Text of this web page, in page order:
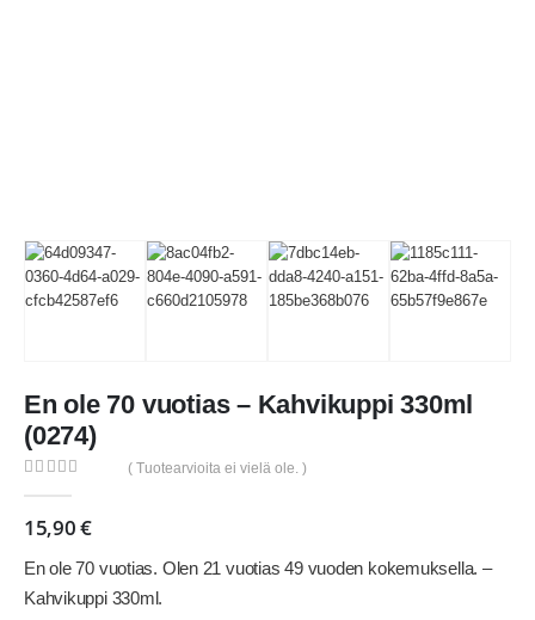
En ole 70 vuotias – Kahvikuppi 330ml
(0274)
( Tuotearvioita ei vielä ole. )
15,90€
En ole 70 vuotias. Olen 21 vuotias 49 vuoden kokemuksella. –
Kahvikuppi 330ml.